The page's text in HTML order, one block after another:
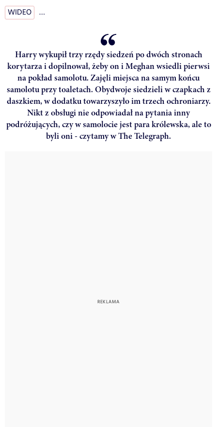
WIDEO …
Harry wykupił trzy rzędy siedzeń po dwóch stronach
korytarza i dopilnował, żeby on i Meghan wsiedli pierwsi
na pokład samolotu. Zajęli miejsca na samym końcu
samolotu przy toaletach. Obydwoje siedzieli w czapkach z
daszkiem, w dodatku towarzyszyło im trzech ochroniarzy.
Nikt z obsługi nie odpowiadał na pytania inny
podróżujących, czy w samolocie jest para królewska, ale to
byli oni - czytamy w The Telegraph.